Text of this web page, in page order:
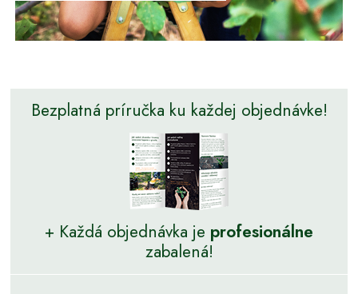
Bezplatná príručka ku každej objednávke!
+ Každá objednávka je profesionálne
zabalená!